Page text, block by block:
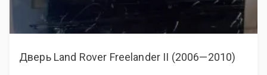
Дверь Land Rover Freelander II (2006—2010)